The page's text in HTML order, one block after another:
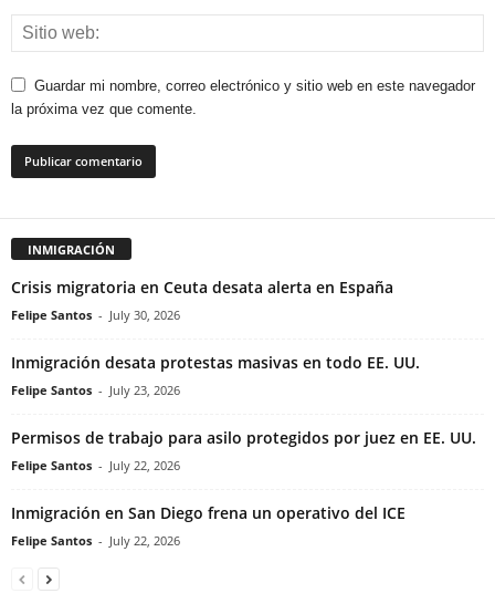
Guardar mi nombre, correo electrónico y sitio web en este navegador
la próxima vez que comente.
INMIGRACIÓN
Crisis migratoria en Ceuta desata alerta en España
Felipe Santos - July 30, 2026
Inmigración desata protestas masivas en todo EE. UU.
Felipe Santos - July 23, 2026
Permisos de trabajo para asilo protegidos por juez en EE. UU.
Felipe Santos - July 22, 2026
Inmigración en San Diego frena un operativo del ICE
Felipe Santos - July 22, 2026